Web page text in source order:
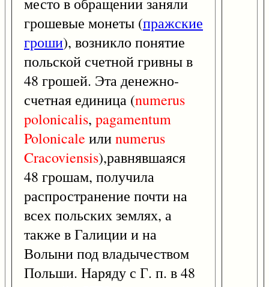
грошевые монеты (пражские
гроши), возникло понятие
польской счетной гривны в
48 грошей. Эта денежно-
счетная единица (numerus
polonicalis, pagamentum
Polonicale илиnumerus
Cracoviensis),равнявшаяся
48 грошам, получила
распространение почти на
всех польских землях, а
также в Галиции и на
Волыни под владычеством
Польши. Наряду с Г. п. в 48